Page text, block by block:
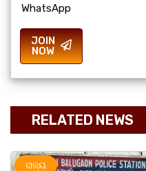
WhatsApp
JOIN
NOW
RELATED NEWS
ମହାନଗର ରାଜ୍ୟ